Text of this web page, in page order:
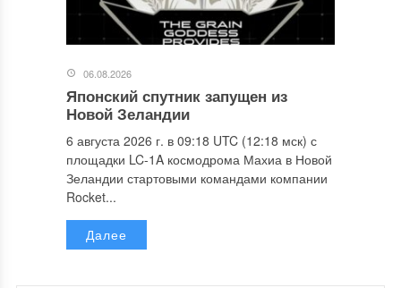
06.08.2026
Японский спутник запущен из
Новой Зеландии
6 августа 2026 г. в 09:18 UTC (12:18 мск) с
площадки LC-1A космодрома Махиа в Новой
Зеландии стартовыми командами компании
Rocket...
Далее